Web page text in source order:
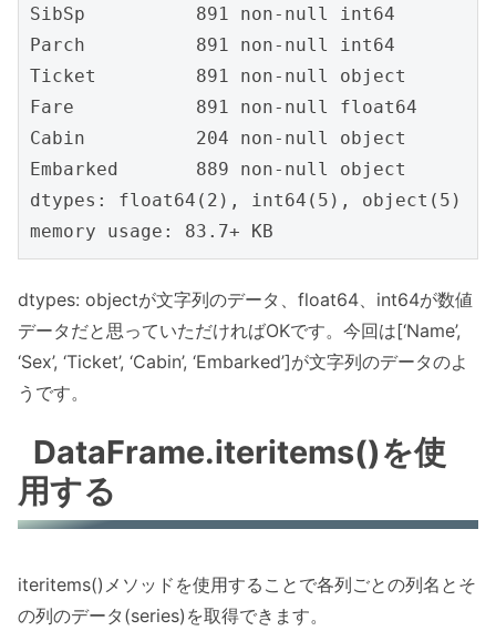
SibSp          891 non-null int64
Parch          891 non-null int64
Ticket         891 non-null object
Fare           891 non-null float64
Cabin          204 non-null object
Embarked       889 non-null object
dtypes: float64(2), int64(5), object(5)
memory usage: 83.7+ KB
dtypes: objectが文字列のデータ、float64、int64が数値
データだと思っていただければOKです。今回は[‘Name’,
‘Sex’, ‘Ticket’, ‘Cabin’, ‘Embarked’]が文字列のデータのよ
うです。
DataFrame.iteritems()を使
用する
iteritems()メソッドを使用することで各列ごとの列名とそ
の列のデータ(series)を取得できます。